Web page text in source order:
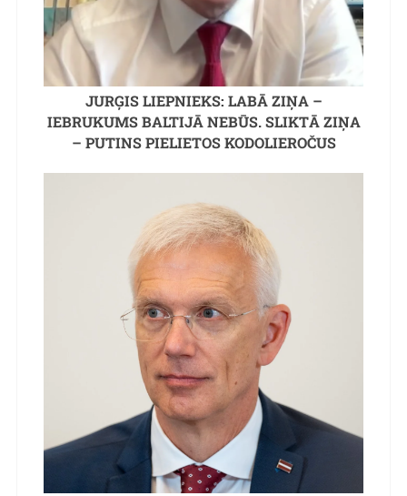
JURĢIS LIEPNIEKS: LABĀ ZIŅA –
IEBRUKUMS BALTIJĀ NEBŪS. SLIKTĀ ZIŅA
– PUTINS PIELIETOS KODOLIEROČUS